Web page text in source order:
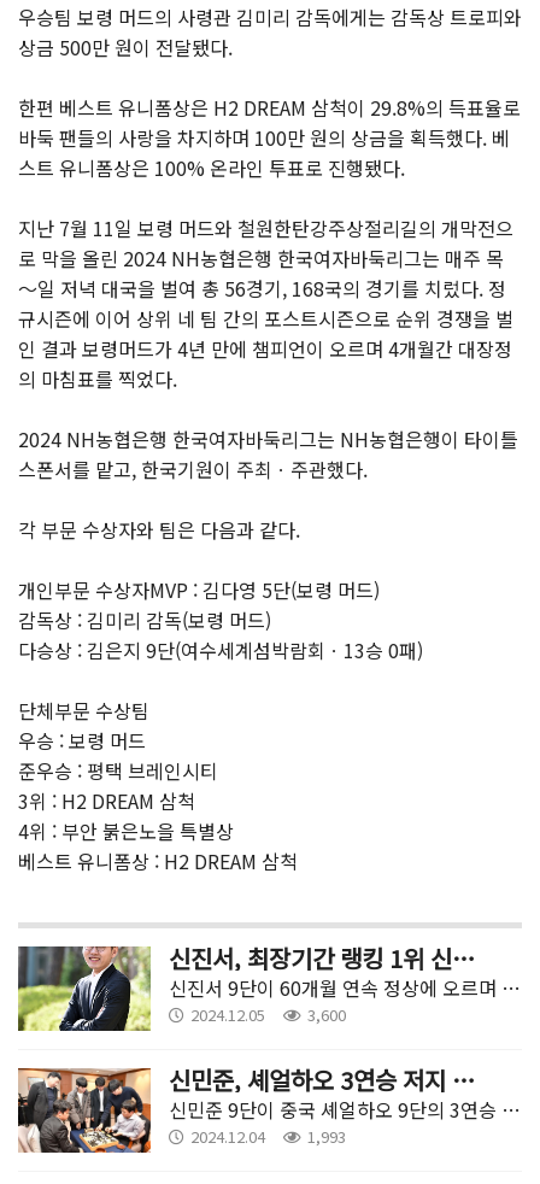
우승팀 보령 머드의 사령관 김미리 감독에게는 감독상 트로피와
상금 500만 원이 전달됐다.
한편 베스트 유니폼상은 H2 DREAM 삼척이 29.8%의 득표율로
바둑 팬들의 사랑을 차지하며 100만 원의 상금을 획득했다. 베
스트 유니폼상은 100% 온라인 투표로 진행됐다.
지난 7월 11일 보령 머드와 철원한탄강주상절리길의 개막전으
로 막을 올린 2024 NH농협은행 한국여자바둑리그는 매주 목
～일 저녁 대국을 벌여 총 56경기, 168국의 경기를 치렀다. 정
규시즌에 이어 상위 네 팀 간의 포스트시즌으로 순위 경쟁을 벌
인 결과 보령머드가 4년 만에 챔피언이 오르며 4개월간 대장정
의 마침표를 찍었다.
2024 NH농협은행 한국여자바둑리그는 NH농협은행이 타이틀
스폰서를 맡고, 한국기원이 주최ㆍ주관했다.
각 부문 수상자와 팀은 다음과 같다.
개인부문 수상자MVP : 김다영 5단(보령 머드)
감독상 : 김미리 감독(보령 머드)
다승상 : 김은지 9단(여수세계섬박람회ㆍ13승 0패)
단체부문 수상팀
우승 : 보령 머드
준우승 : 평택 브레인시티
3위 : H2 DREAM 삼척
4위 : 부안 붉은노을 특별상
베스트 유니폼상 : H2 DREAM 삼척
신진서, 최장기간 랭킹 1위 신기록 달성
신진서 9단이 60개월 연속 정상에 오르며 박정환 9단의 최장기간 1위 기록을 넘어섰다.
2024.12.05 3,600
신민준, 셰얼하오 3연승 저지 실패...아쉬운 역전패
신민준 9단이 중국 셰얼하오 9단의 3연승 저지에 실패하며 첫판 탈락했다.
2024.12.04 1,993